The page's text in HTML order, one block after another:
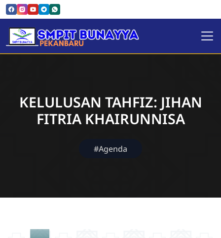
SMPIT Bunayya Pekanbaru
KELULUSAN TAHFIZ: JIHAN
FITRIA KHAIRUNNISA
#Agenda